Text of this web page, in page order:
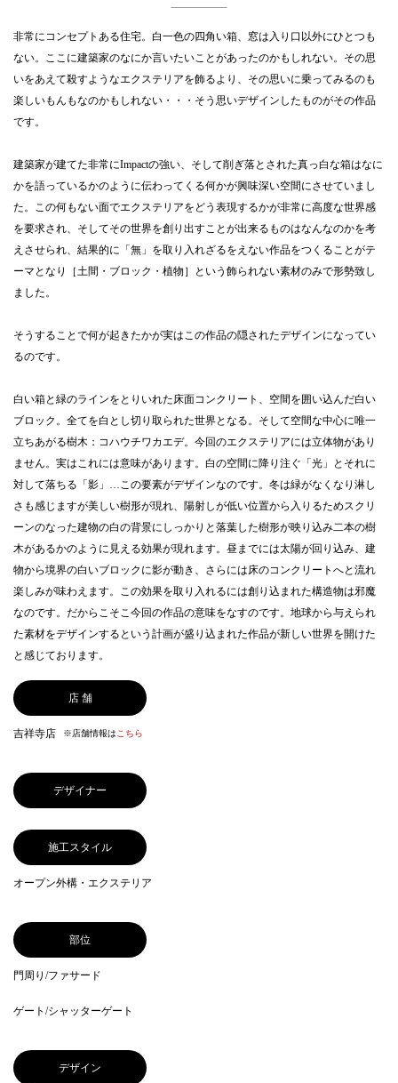
非常にコンセプトある住宅。白一色の四角い箱、窓は入り口以外にひとつも
ない。ここに建築家のなにか言いたいことがあったのかもしれない。その思
いをあえて殺すようなエクステリアを飾るより、その思いに乗ってみるのも
楽しいもんもなのかもしれない・・・そう思いデザインしたものがその作品
です。
建築家が建てた非常にImpactの強い、そして削ぎ落とされた真っ白な箱はなに
かを語っているかのように伝わってくる何かが興味深い空間にさせていまし
た。この何もない面でエクステリアをどう表現するかが非常に高度な世界感
を要求され、そしてその世界を創り出すことが出来るものはなんなのかを考
えさせられ、結果的に「無」を取り入れざるをえない作品をつくることがテ
ーマとなり［土間・ブロック・植物］という飾られない素材のみで形勢致し
ました。
そうすることで何が起きたかが実はこの作品の隠されたデザインになってい
るのです。
白い箱と緑のラインをとりいれた床面コンクリート、空間を囲い込んだ白い
ブロック。全てを白とし切り取られた世界となる。そして空間な中心に唯一
立ちあがる樹木：コハウチワカエデ。今回のエクステリアには立体物があり
ません。実はこれには意味があります。白の空間に降り注ぐ「光」とそれに
対して落ちる「影」…この要素がデザインなのです。冬は緑がなくなり淋し
さも感じますが美しい樹形が現れ、陽射しが低い位置から入りるためスクリ
ーンのなった建物の白の背景にしっかりと落葉した樹形が映り込み二本の樹
木があるかのように見える効果が現れます。昼までには太陽が回り込み、建
物から境界の白いブロックに影が動き、さらには床のコンクリートへと流れ
楽しみが味わえます。この効果を取り入れるには創り込まれた構造物は邪魔
なのです。だからこそこ今回の作品の意味をなすのです。地球から与えられ
た素材をデザインするという計画が盛り込まれた作品が新しい世界を開けた
と感じております。
店 舗
吉祥寺店 ※店舗情報は こちら
デザイナー
施工スタイル
オープン外構・エクステリア
部位
門周り/ファサード
ゲート/シャッターゲート
デザイン